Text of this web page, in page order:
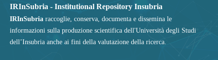
IRInSubria - Institutional Repository Insubria
IRInSubria raccoglie, conserva, documenta e dissemina le
informazioni sulla produzione scientifica dell'Università degli Studi
dell’Insubria anche ai fini della valutazione della ricerca.